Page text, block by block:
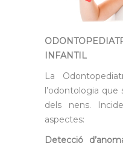
INFANTIL
La
l’odontologia que
dels nens.
aspectes:
Detecció